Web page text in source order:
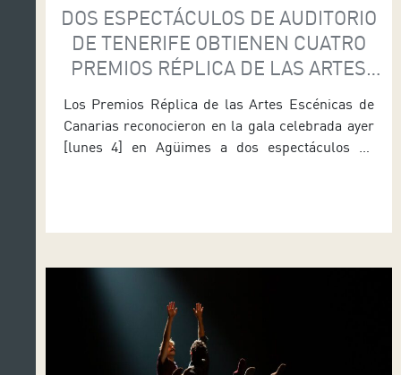
DOS ESPECTÁCULOS DE AUDITORIO
DE TENERIFE OBTIENEN CUATRO
PREMIOS RÉPLICA DE LAS ARTES
ESCÉNICAS DE CANARIAS
Los Premios Réplica de las Artes Escénicas de
Canarias reconocieron en la gala celebrada ayer
[lunes 4] en Agüimes a dos espectáculos de
compañía Lava, logró los reconocimientos a